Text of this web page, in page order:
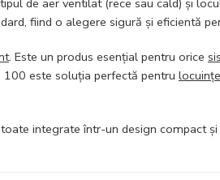
de aer ventilat (rece sau cald) și
fiind o alegere sigură și eficientă
. Este un produs esențial pentru orice
este soluția perfectă pentru locuințe
integrate într-un design compact și